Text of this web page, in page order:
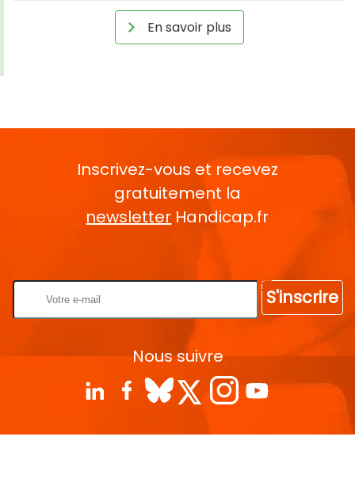
En savoir plus
Inscrivez-vous et recevez
gratuitement la
newsletter Handicap.fr
S'inscrire
Nous suivre